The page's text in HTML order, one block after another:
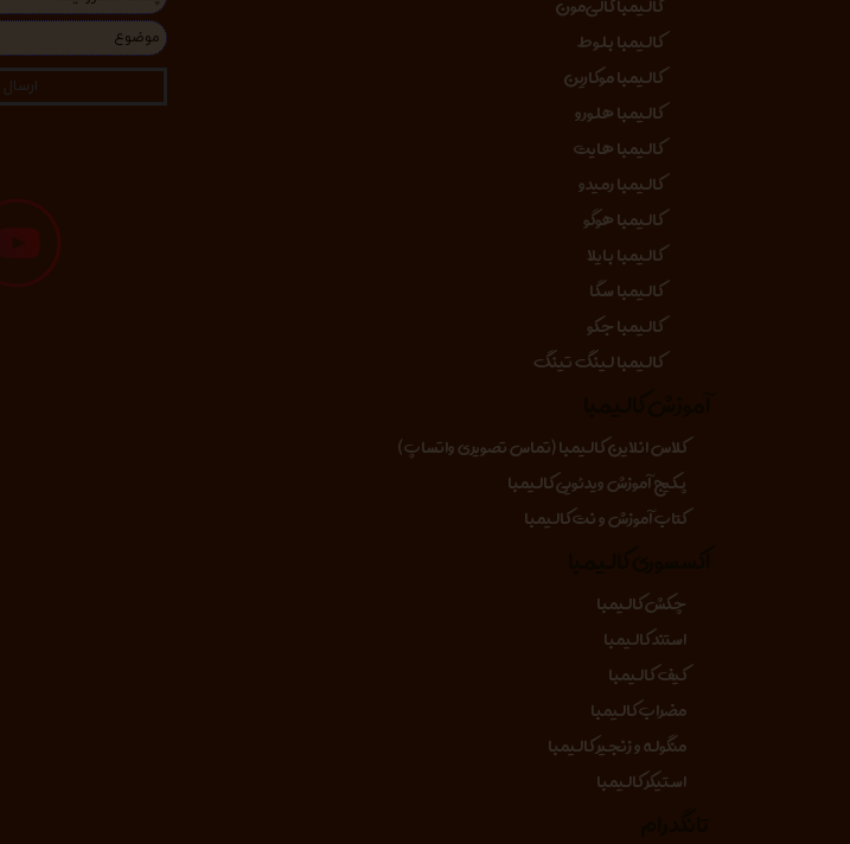
ارسال
کالیمبا بلوط
کالیمبا موکارین
کالیمبا هلورو
کالیمبا هایت
کالیمبا رمیدو
کالیمبا هوگو
کالیمبا بایلا
کالیمبا سگا
کالیمبا جکو
کالیمبا لینگ تینگ
کلاس انلاین کالیمبا (تماس تصویری واتساپ)
پکیج آموزش ویدئویی کالیمبا
کتاب آموزش و نت کالیمبا
چکش کالیمبا
استند کالیمبا
کیف کالیمبا
مضراب کالیمبا
منگوله و زنجیر کالیمبا
استیکر کالیمبا